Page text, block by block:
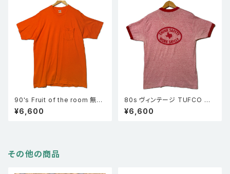
90's Fruit of the room 無地
ポケT 半袖ポケットTシャツ オ
レンジ XL
¥6,600
80s ヴィンテージ TUFCO リ
ンガーTシャツ 赤杢 TUFCO
半袖 企業物
¥6,600
その他の商品